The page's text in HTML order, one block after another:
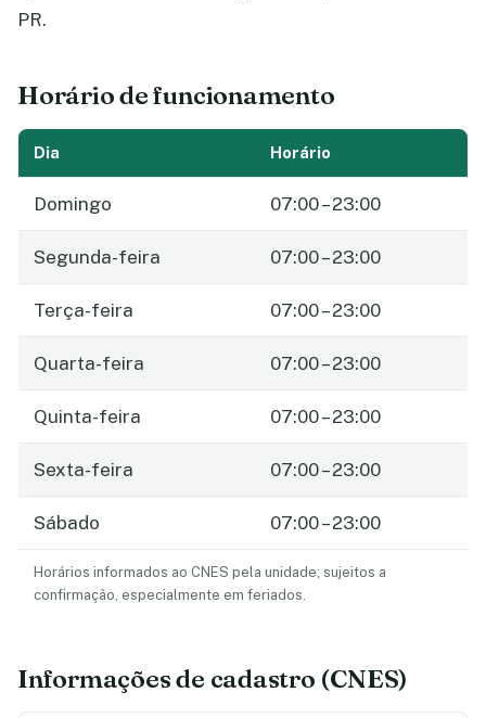
PR.
Horário de funcionamento
Dia Horário
Domingo 07:00 – 23:00
Segunda-feira 07:00 – 23:00
Terça-feira 07:00 – 23:00
Quarta-feira 07:00 – 23:00
Quinta-feira 07:00 – 23:00
Sexta-feira 07:00 – 23:00
Sábado 07:00 – 23:00
Horários informados ao CNES pela unidade; sujeitos a
confirmação, especialmente em feriados.
Informações de cadastro (CNES)